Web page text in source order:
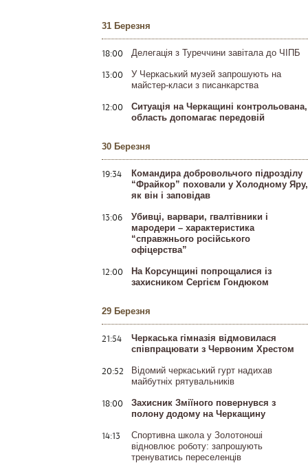
31 Березня
18:00 Делегація з Туреччини завітала до ЧІПБ
13:00
У Черкаський музей запрошують на
майстер-класи з писанкарства
12:00
Ситуація на Черкащині контрольована,
область допомагає передовій
30 Березня
19:34
Командира добровольчого підрозділу
“Фрайкор” поховали у Холодному Яру,
як він і заповідав
13:06
Убивці, варвари, гвалтівники і
мародери – характеристика
“справжнього російського
офіцерства”
12:00
На Корсунщині попрощалися із
захисником Сергієм Гондюком
29 Березня
21:54
Черкаська гімназія відмовилася
співпрацювати з Червоним Хрестом
20:52
Відомий черкаський гурт надихав
майбутніх рятувальників
18:00
Захисник Зміїного повернувся з
полону додому на Черкащину
14:13
Спортивна школа у Золотоноші
відновлює роботу: запрошують
тренуватись переселенців